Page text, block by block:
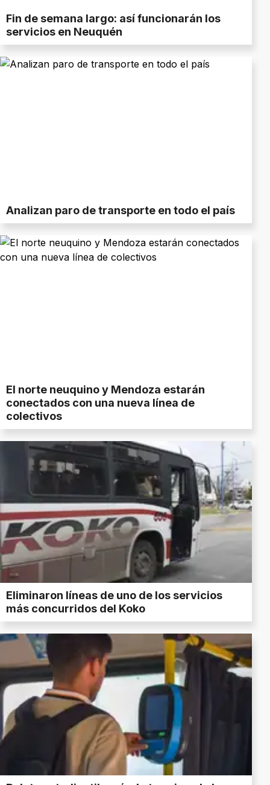
Fin de semana largo: así funcionarán los
servicios en Neuquén
Analizan paro de transporte en todo el país
El norte neuquino y Mendoza estarán
conectados con una nueva línea de
colectivos
Eliminaron líneas de uno de los servicios
más concurridos del Koko